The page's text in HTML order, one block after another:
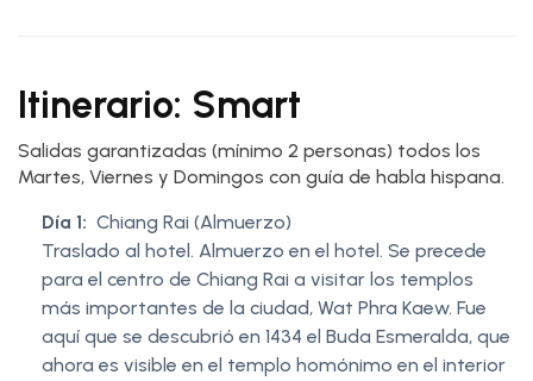
Itinerario: Smart
Salidas garantizadas (mínimo 2 personas) todos los
Martes, Viernes y Domingos con guía de habla hispana.
Día 1: Chiang Rai (Almuerzo)
Traslado al hotel. Almuerzo en el hotel. Se precede
para el centro de Chiang Rai a visitar los templos
más importantes de la ciudad, Wat Phra Kaew. Fue
aquí que se descubrió en 1434 el Buda Esmeralda, que
ahora es visible en el templo homónimo en el interior